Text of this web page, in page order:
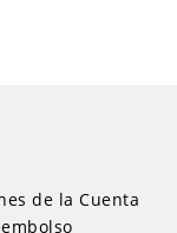
de la Cuenta